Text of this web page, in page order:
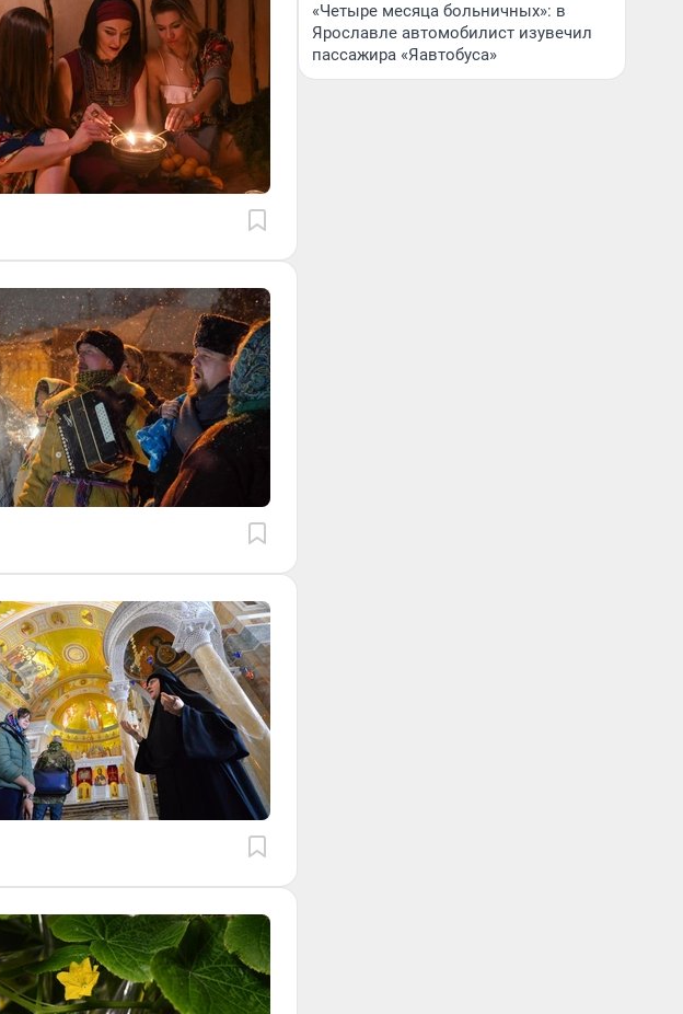
«Четыре месяца больничных»: в
Ярославле автомобилист изувечил
пассажира «Яавтобуса»